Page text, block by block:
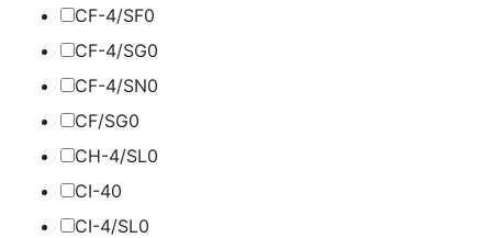
CF-4/SF0
CF-4/SG0
CF-4/SN0
CF/SG0
CH-4/SL0
CI-40
CI-4/SL0